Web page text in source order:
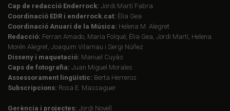
Cap de redacció Enderrock: Jordi Martí Fabra
Coordinació EDR i enderrock.cat: Èlia Gea
Coordinació Anuari de la Música: Helena M. Alegret
Redacció: Ferran Amado, Maria Folqué, Èlia Gea, Jordi Martí, Helena
Morén Alegret, Joaquim Vilarnau i Sergi Núñez
Disseny i maquetació: Manuel Cuyàs
Caps de fotografia: Juan Miguel Morales
Assessorament lingüístic: Berta Herreros
Subscripcions: Rosa E. Massaguer
Gerència i projectes: Jordi Novell